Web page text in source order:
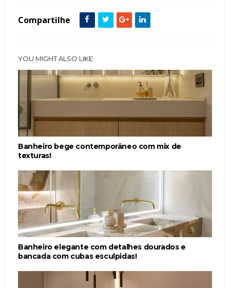
Compartilhe
YOU MIGHT ALSO LIKE
Banheiro bege contemporâneo com mix de
texturas!
Banheiro elegante com detalhes dourados e
bancada com cubas esculpidas!